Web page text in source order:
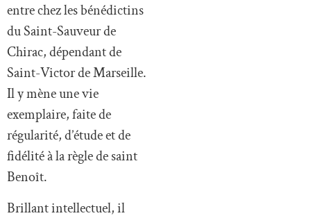
entre chez les bénédictins
du Saint-Sauveur de
Chirac, dépendant de
Saint-Victor de Marseille.
Il y mène une vie
exemplaire, faite de
régularité, d’étude et de
fidélité à la règle de saint
Benoît.
Brillant intellectuel, il